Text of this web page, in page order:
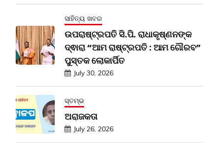
ସାହିତ୍ୟ ଖବର
ଉପରାଷ୍ଟ୍ରପତି ସି.ପି. ରାଧାକୃଷ୍ଣନଙ୍କ
ଦ୍ଵାରା “ଆମ ରାଷ୍ଟ୍ରପତି : ଆମ ଗୌରବ”
ପୁସ୍ତକ ଲୋକାର୍ପିତ
July 30, 2026
ସ୍ତମ୍ଭ
ଅରାଜକତା
July 26, 2026